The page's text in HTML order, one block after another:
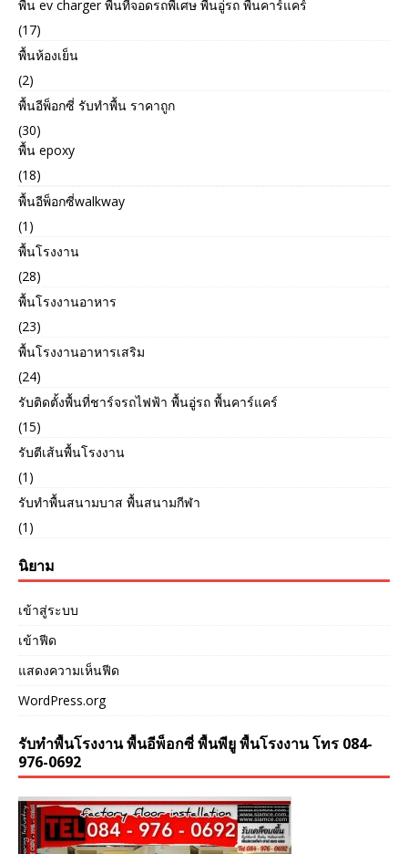
พื้น ev charger พื้นที่จอดรถพืเศษ พื้นอู่รถ พื้นคาร์แคร์
(17)
พื้นห้องเย็น
(2)
พื้นอีพ็อกซี่ รับทำพื้น ราคาถูก
(30)
พื้น epoxy
(18)
พื้นอีพ็อกซี่walkway
(1)
พื้นโรงงาน
(28)
พื้นโรงงานอาหาร
(23)
พื้นโรงงานอาหารเสริม
(24)
รับติดตั้งพื้นที่ชาร์จรถไฟฟ้า พื้นอู่รถ พื้นคาร์แคร์
(15)
รับตีเส้นพื้นโรงงาน
(1)
รับทำพื้นสนามบาส พื้นสนามกีฬา
(1)
นิยาม
เข้าสู่ระบบ
เข้าฟีด
แสดงความเห็นฟีด
WordPress.org
รับทำพื้นโรงงาน พื้นอีพ็อกซี่ พื้นพียู พื้นโรงงาน โทร 084-
976-0692